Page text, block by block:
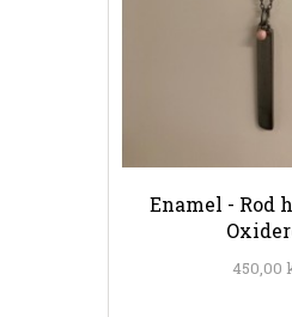
Enamel - Rod
450,00